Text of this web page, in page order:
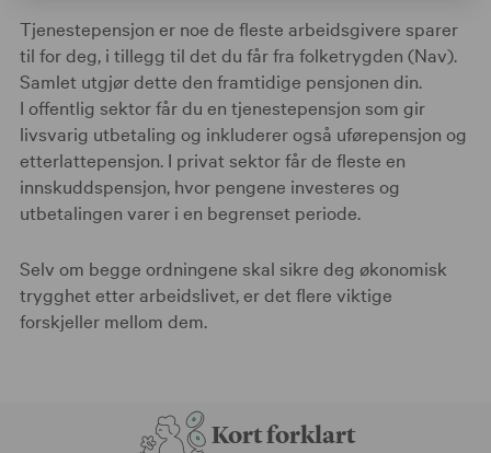
Tjenestepensjon er noe de fleste arbeidsgivere sparer
til for deg, i tillegg til det du får fra folketrygden (Nav).
Samlet utgjør dette den framtidige pensjonen din.
I offentlig sektor får du en tjenestepensjon som gir
livsvarig utbetaling og inkluderer også uførepensjon og
etterlattepensjon. I privat sektor får de fleste en
innskuddspensjon, hvor pengene investeres og
utbetalingen varer i en begrenset periode.
Selv om begge ordningene skal sikre deg økonomisk
trygghet etter arbeidslivet, er det flere viktige
forskjeller mellom dem.
Kort forklart